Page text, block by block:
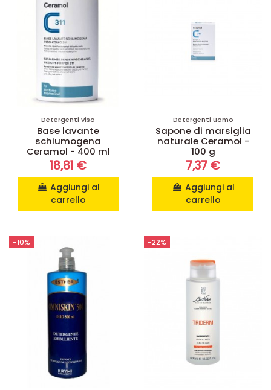
Detergenti viso
Base lavante
schiumogena
Ceramol - 400 ml
18,81 €
Aggiungi al
carrello
Detergenti uomo
Sapone di marsiglia
naturale Ceramol -
100 g
7,37 €
Aggiungi al
carrello
-10% -22%